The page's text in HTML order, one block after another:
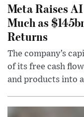
Meta Raises
Much as
Returns
The company’s
of its free cash
and products into